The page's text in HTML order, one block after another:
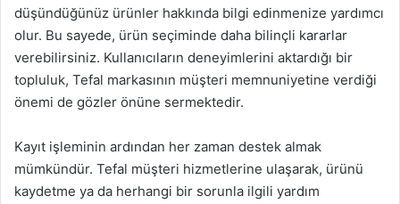
düşündüğünüz ürünler hakkında bilgi edinmenize yardımcı
olur. Bu sayede, ürün seçiminde daha bilinçli kararlar
verebilirsiniz. Kullanıcıların deneyimlerini aktardığı bir
topluluk, Tefal markasının müşteri memnuniyetine verdiği
önemi de gözler önüne sermektedir.
Kayıt işleminin ardından her zaman destek almak
mümkündür. Tefal müşteri hizmetlerine ulaşarak, ürünü
kaydetme ya da herhangi bir sorunla ilgili yardım